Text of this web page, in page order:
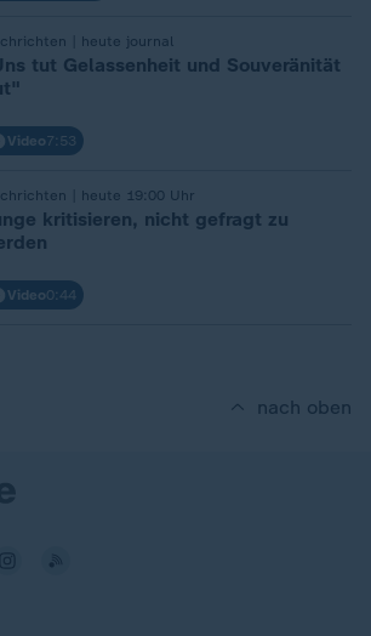
| heute journal
tut Gelassenheit und Souveränität
Video7:53
| heute 19:00 Uhr
kritisieren, nicht gefragt zu
Video0:44
nach oben